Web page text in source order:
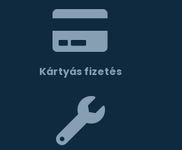
Kártyás fizetés